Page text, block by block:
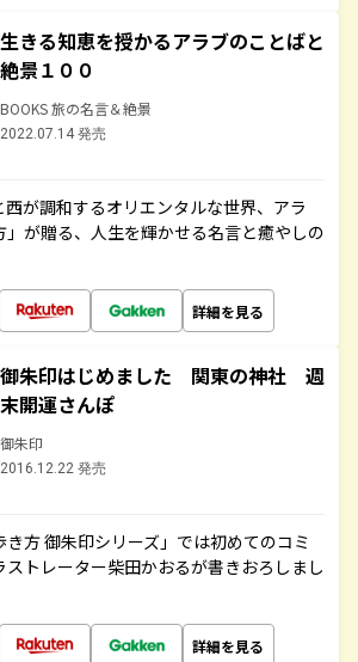
生きる知恵を授かるアラブのことばと
絶景１００
BOOKS 旅の名言＆絶景
2022.07.14 発売
が調和するオリエンタルな世界、アラ
」が贈る、人生を輝かせる名言と癒やしの
詳細を見る
御朱印はじめました 関東の神社 週
末開運さんぽ
御朱印
2016.12.22 発売
方 御朱印シリーズ」では初めてのコミ
ストレーター柴田かおるが書きおろしまし
詳細を見る